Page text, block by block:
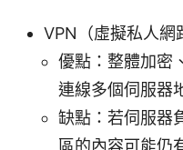
VPN（虛擬私人網
優點：整體加密
連線多個伺服器
缺點：若伺服器
區的內容可能仍